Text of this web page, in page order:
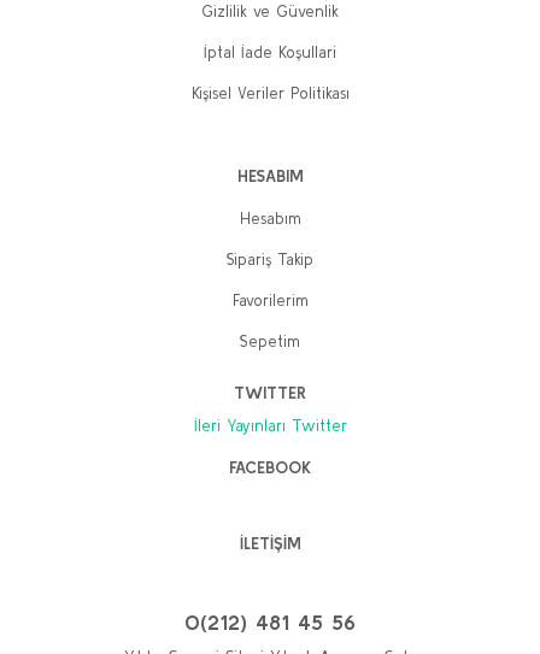
Gizlilik ve Güvenlik
İptal İade Koşullari
Kişisel Veriler Politikası
HESABIM
Hesabım
Sipariş Takip
Favorilerim
Sepetim
TWITTER
İleri Yayınları Twitter
FACEBOOK
İLETİŞİM
0(212) 481 45 56